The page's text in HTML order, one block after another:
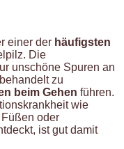
einer der häufigsten
Die
unschöne Spuren an
zu
beim Gehen führen.
wie
oder
ist gut damit